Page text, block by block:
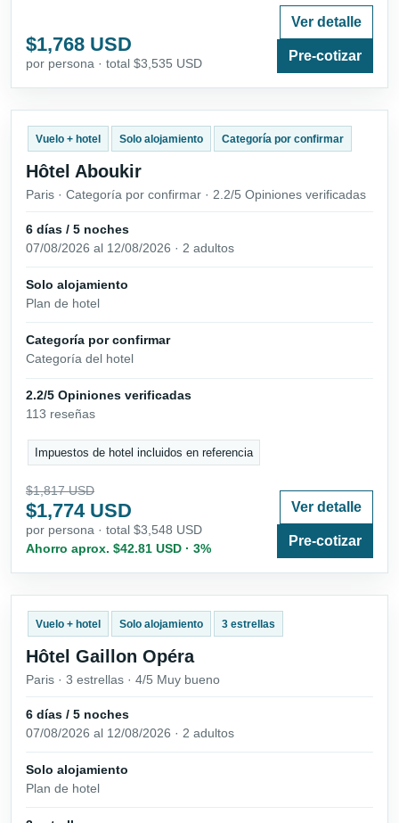
$1,768 USD
por persona · total $3,535 USD
Ver detalle
Pre-cotizar
Vuelo + hotel Solo alojamiento Categoría por confirmar
Hôtel Aboukir
Paris · Categoría por confirmar · 2.2/5 Opiniones verificadas
6 días / 5 noches
07/08/2026 al 12/08/2026 · 2 adultos
Solo alojamiento
Plan de hotel
Categoría por confirmar
Categoría del hotel
2.2/5 Opiniones verificadas
113 reseñas
Impuestos de hotel incluidos en referencia
$1,817 USD
$1,774 USD
por persona · total $3,548 USD
Ahorro aprox. $42.81 USD · 3%
Ver detalle
Pre-cotizar
Vuelo + hotel Solo alojamiento 3 estrellas
Hôtel Gaillon Opéra
Paris · 3 estrellas · 4/5 Muy bueno
6 días / 5 noches
07/08/2026 al 12/08/2026 · 2 adultos
Solo alojamiento
Plan de hotel